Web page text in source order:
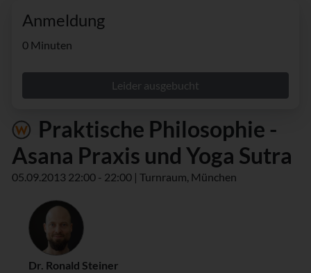
Anmeldung
0 Minuten
Leider ausgebucht
Praktische Philosophie -
Asana Praxis und Yoga Sutra
05.09.2013 22:00 - 22:00 | Turnraum, München
Dr. Ronald Steiner